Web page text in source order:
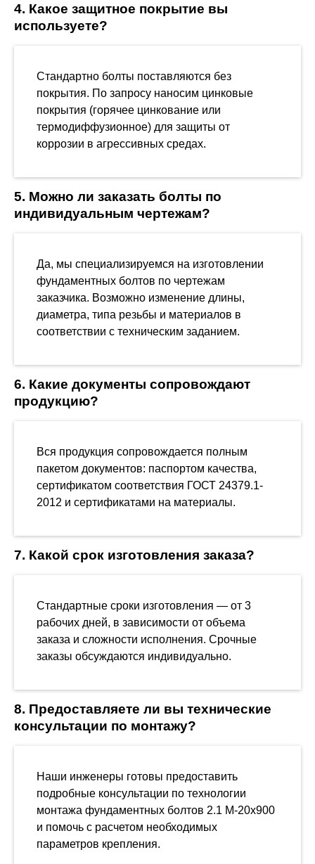
4. Какое защитное покрытие вы
используете?
Стандартно болты поставляются без
покрытия. По запросу наносим цинковые
покрытия (горячее цинкование или
термодиффузионное) для защиты от
коррозии в агрессивных средах.
5. Можно ли заказать болты по
индивидуальным чертежам?
Да, мы специализируемся на изготовлении
фундаментных болтов по чертежам
заказчика. Возможно изменение длины,
диаметра, типа резьбы и материалов в
соответствии с техническим заданием.
6. Какие документы сопровождают
продукцию?
Вся продукция сопровождается полным
пакетом документов: паспортом качества,
сертификатом соответствия ГОСТ 24379.1-
2012 и сертификатами на материалы.
7. Какой срок изготовления заказа?
Стандартные сроки изготовления — от 3
рабочих дней, в зависимости от объема
заказа и сложности исполнения. Срочные
заказы обсуждаются индивидуально.
8. Предоставляете ли вы технические
консультации по монтажу?
Наши инженеры готовы предоставить
подробные консультации по технологии
монтажа фундаментных болтов 2.1 М-20х900
и помочь с расчетом необходимых
параметров крепления.